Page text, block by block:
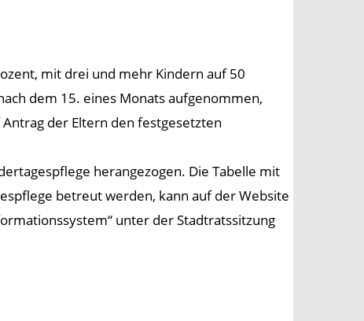
mit drei und mehr Kindern auf 50
dem 15. eines Monats aufgenommen,
der Eltern den festgesetzten
herangezogen. Die Tabelle mit
betreut werden, kann auf der Website
unter der Stadtratssitzung